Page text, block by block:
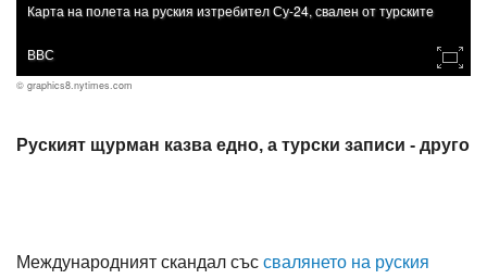
Карта на полета на руския изтребител Су-24, свален от турските
ВВС
© graphics8.nytimes.com
Руският щурман казва едно, а турски записи - друго
Международният скандал със свалянето на руския